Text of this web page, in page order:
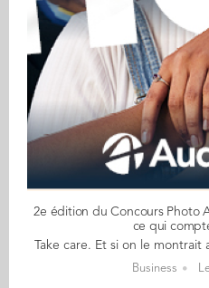
2e édition du Concours Photo
ce qui
Business